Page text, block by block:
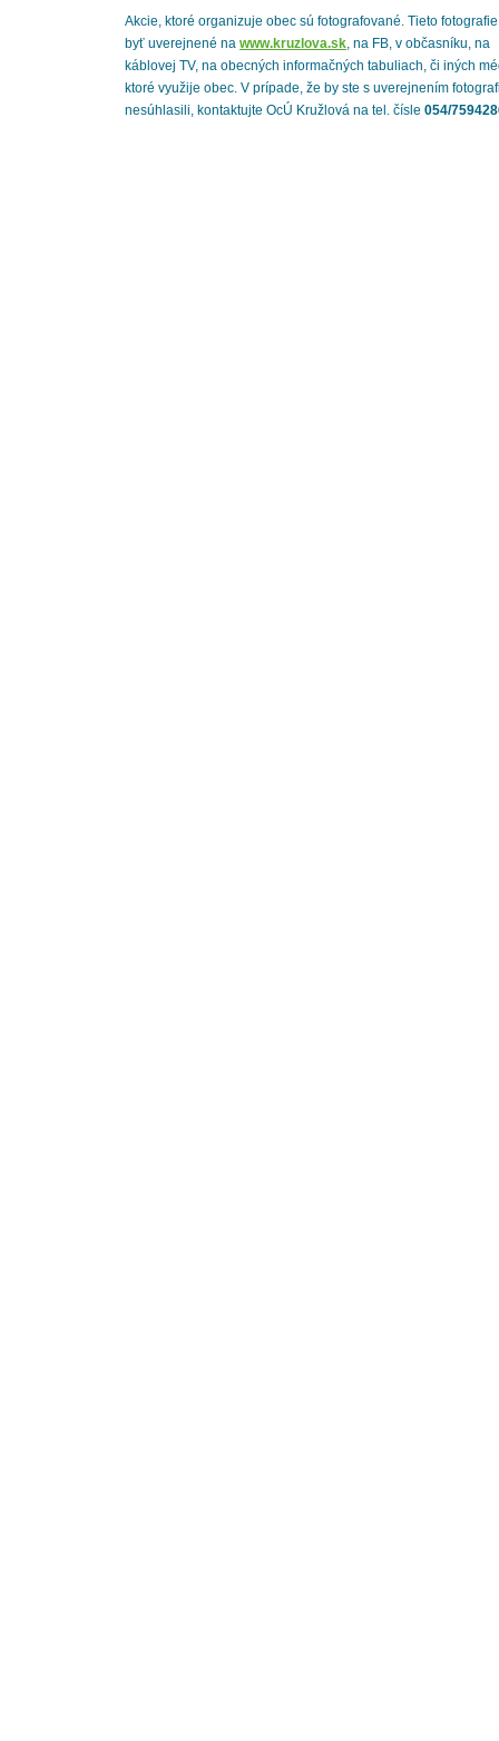
Akcie, ktoré organizuje obec sú fotografované. Tieto
byť uverejnené na www.kruzlova.sk, na FB, v občasníku, na
káblovej TV, na obecných informačných tabuliach, či iných
ktoré využije obec. V prípade, že by ste s uverejnením
nesúhlasili, kontaktujte OcÚ Kružlová na tel. čísle 054/